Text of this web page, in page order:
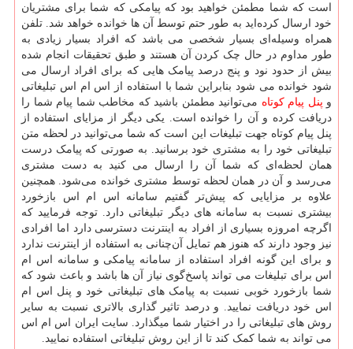
است که شما مطمئن خواهید بود که پیامکی که شما برای مشتریان
خود ارسال کرده‌اید به‌ طور حتم توسط آن ‌ها خوانده خواهد شد. تلفن
همراه وسیله‌ای بسیار شخصی می باشد که افراد بسیار زیادی به
طور مداوم در حال چک کردن آن هستند و طبق تحقیقات انجام‌ شده
بیش از حدود نود و پنج درصد پیامک‌ هایی که برای افراد ارسال می
شود خوانده می شود بنابراین شما با استفاده از اس ام اس تبلیغاتی
و پنل پیام کوتاه می‌توانید مطمئن باشید که مخاطب شما پیام شما را
دریافت کرده و آن را خوانده است. یکی دیگر از مزایای استفاده از
پنل پیام کوتاه جهت تبلیغات این است که شما می‌توانید در لحظه متن
تبلیغاتی خود را به مشتری خود برسانید. به صورتی که پیامک درست
همان لحظه‌ای که شما آن را ارسال می کنید به دست مشتری
می‌رسد و آن در همان لحظه توسط مشتری خوانده می‌شود. همچنین
علاوه بر مزایایی که پیش‌تر گفتیم سامانه اس ام اس بازخورد
بیشتری نسبت به سامانه ‌های دیگر تبلیغاتی دارد. توجه فرمایید که
اگرچه امروزه بسیاری از افراد به اینترنت دسترسی دارد اما افرادی
نیز وجود دارند که هنوز هم تمایل آن‌چنانی به استفاده از اینترنت ندارد
و برای این‌ گونه افراد استفاده از سامانه پیامکی و سامانه اس ام
اس برای تبلیغات می تواند پاسخ‌گوی نیاز آن ‌ها باشد و باعث شود که
شما بازخورد خوبی نسبت به پیامک‌ های تبلیغاتی خود و پنل اس ام
اس خود دریافت نمایید. و درصد تاثیر گذاری بالاتری نسبت به سایر
روش های تبلیغاتی را در اختیار شما میگذارد. سایت ایران اس ام اس
می تواند به شما کمک کند تا از این روش تبلیغاتی استفاده نمایید.